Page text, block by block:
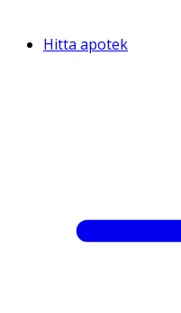
Hitta apotek